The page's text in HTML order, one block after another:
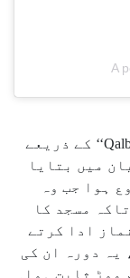
A
ینگی نے’’قلبی اسٹیوڈیوز‘‘’’Qalby Studios‘‘ کے ذریعے
میں بتایا
ہوا جب وہ
مسجد کا
ادا کرتے
یہ دورہ ان کی
ثابت ہوا۔